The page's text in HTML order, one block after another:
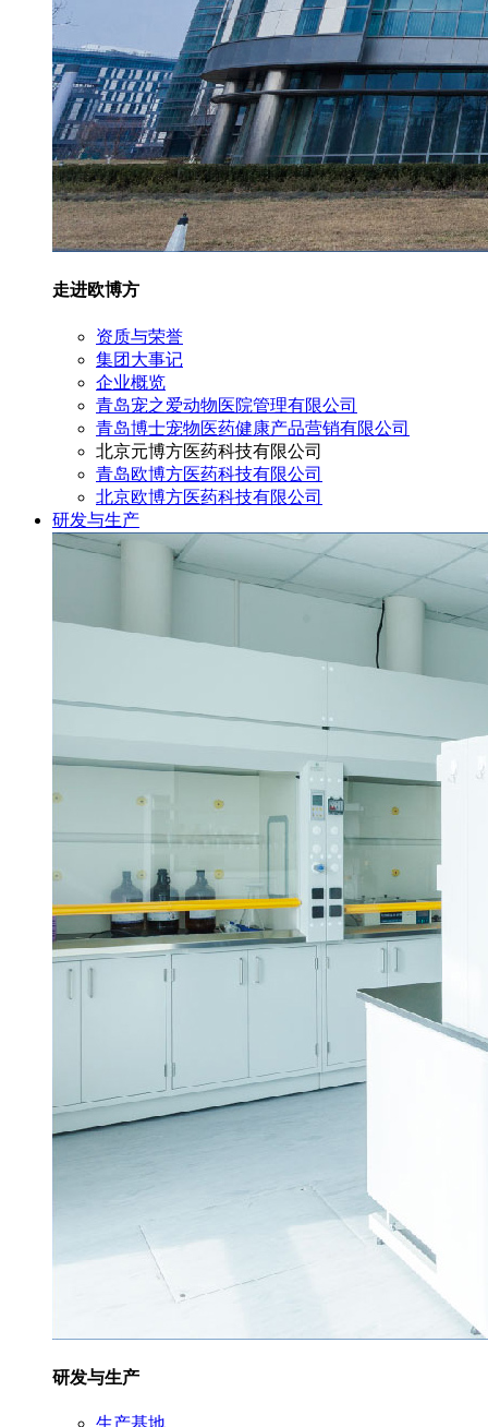
走进欧博方
资质与荣誉
集团大事记
企业概览
青岛宠之爱动物医院管理有限公司
青岛博士宠物医药健康产品营销有限公司
北京元博方医药科技有限公司
青岛欧博方医药科技有限公司
北京欧博方医药科技有限公司
研发与生产
研发与生产
生产基地